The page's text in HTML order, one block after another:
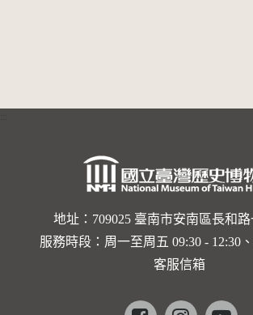
地址：709025 臺南市安南區長和
服務時段：周一至周五 09:30 - 12:30
客服信箱
Facebookinstagram